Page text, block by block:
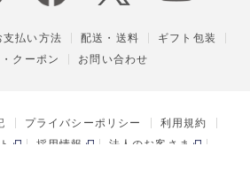
支払い方法 配送・送料
ギフト包装
クーポン
お問い合わせ
プライバシーポリシー
利用規約
採用情報
法人のお客さま